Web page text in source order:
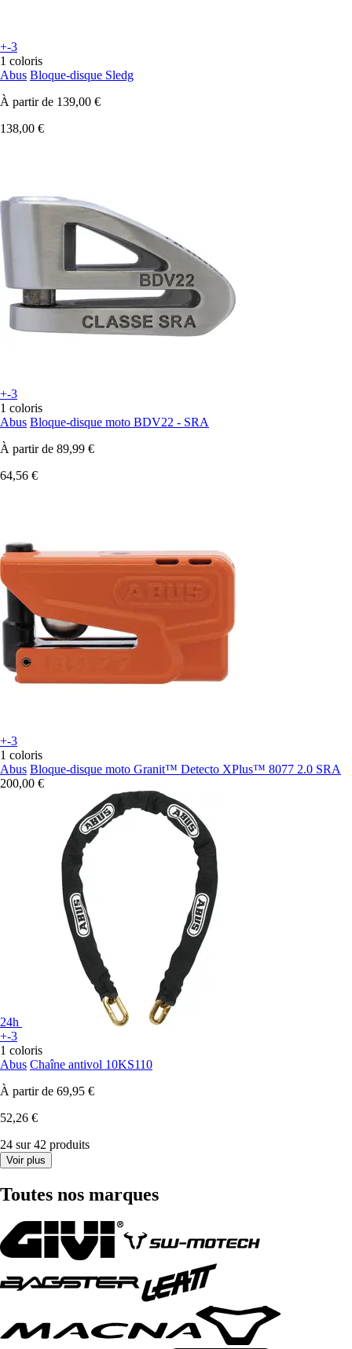
+-3
1 coloris
Abus Bloque-disque Sledg
À partir de 139,00 €
138,00 €
+-3
1 coloris
Abus Bloque-disque moto BDV22 - SRA
À partir de 89,99 €
64,56 €
+-3
1 coloris
Abus Bloque-disque moto Granit™ Detecto XPlus™ 8077 2.0 SRA
200,00 €
24h
+-3
1 coloris
Abus Chaîne antivol 10KS110
À partir de 69,95 €
52,26 €
24 sur 42 produits
Voir plus
Toutes nos marques